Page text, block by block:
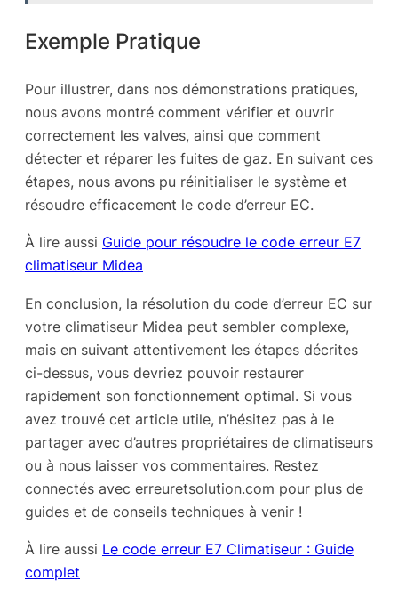
Exemple Pratique
Pour illustrer, dans nos démonstrations pratiques,
nous avons montré comment vérifier et ouvrir
correctement les valves, ainsi que comment
détecter et réparer les fuites de gaz. En suivant ces
étapes, nous avons pu réinitialiser le système et
résoudre efficacement le code d’erreur EC.
À lire aussi Guide pour résoudre le code erreur E7
climatiseur Midea
En conclusion, la résolution du code d’erreur EC sur
votre climatiseur Midea peut sembler complexe,
mais en suivant attentivement les étapes décrites
ci-dessus, vous devriez pouvoir restaurer
rapidement son fonctionnement optimal. Si vous
avez trouvé cet article utile, n’hésitez pas à le
partager avec d’autres propriétaires de climatiseurs
ou à nous laisser vos commentaires. Restez
connectés avec erreuretsolution.com pour plus de
guides et de conseils techniques à venir !
À lire aussi Le code erreur E7 Climatiseur : Guide
complet